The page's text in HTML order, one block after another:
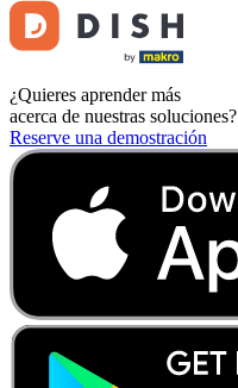
¿Quieres aprender más
acerca de nuestras soluciones?
Reserve una demostración